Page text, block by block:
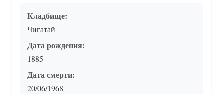
Кладбище:
Чигатай
Дата рождения:
1885
Дата смерти:
20/06/1968